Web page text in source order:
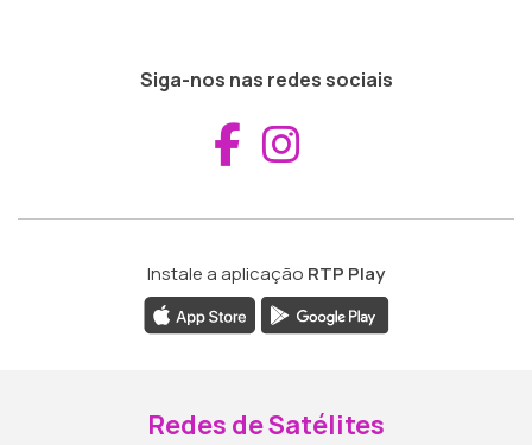
Siga-nos nas redes sociais
Aceder ao
Instale a aplicação RTP Play
Redes de Satélites